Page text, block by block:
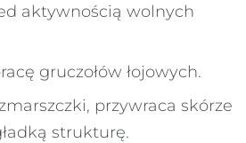
aktywnością wolnych
gruczołów łojowych.
przywraca skórze
strukturę.